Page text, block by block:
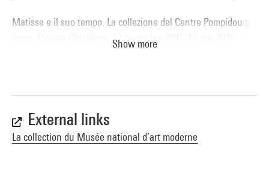
Matisse e il suo tempo. La collezione del Centre Pompidou :
Turin, Palazzo Chiablese, 12 décembre 2015-15 mai 2016. -
Matisse in his time : Oklaoma, Oklaoma City Museum of Art,
18 juin-18 septembre 2016. - Milan : 24 ORE Cultura, 2016
(Cat. n°90, reprod. coul. p. 222, légende p. 222 et 301) . N°
Show more
External links
La collection du Musée national d’art moderne